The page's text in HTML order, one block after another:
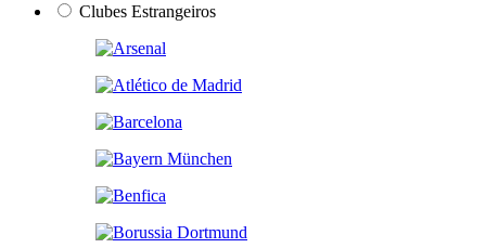
Clubes Estrangeiros